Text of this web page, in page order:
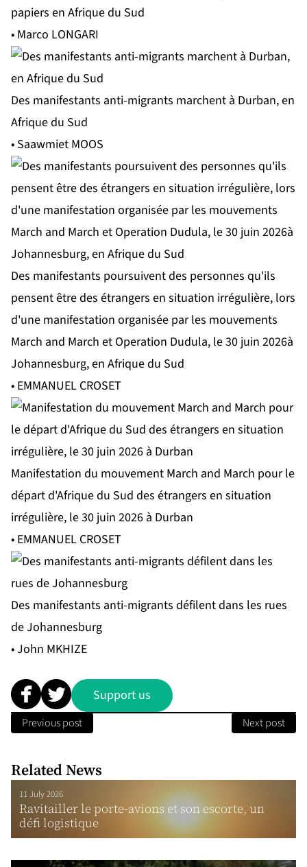
papiers en Afrique du Sud
• Marco LONGARI
Des manifestants anti-migrants marchent à Durban, en
Afrique du Sud
• Saawmiet MOOS
Des manifestants poursuivent des personnes qu'ils
pensent être des étrangers en situation irrégulière, lors
d'une manifestation organisée par les mouvements
March and March et Operation Dudula, le 30 juin 2026à
Johannesburg, en Afrique du Sud
• EMMANUEL CROSET
Manifestation du mouvement March and March pour le
départ d'Afrique du Sud des étrangers en situation
irrégulière, le 30 juin 2026 à Durban
• EMMANUEL CROSET
Des manifestants anti-migrants défilent dans les rues
de Johannesburg
• John MKHIZE
Support us
Previous post Next post
Related News
11 July 2026
Ravitailler le porte-avions et son escorte, un
défi logistique